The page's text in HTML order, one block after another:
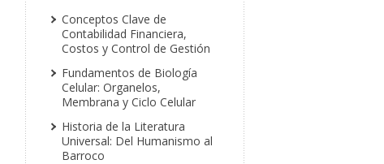
Conceptos Clave de
Contabilidad Financiera,
Costos y Control de Gestión
Fundamentos de Biología
Celular: Organelos,
Membrana y Ciclo Celular
Historia de la Literatura
Universal: Del Humanismo al
Barroco